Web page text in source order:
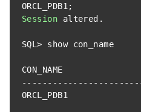
ORCL_PDB1 ;
Session altered .
SQL> show con_name
ORCL_PDB1